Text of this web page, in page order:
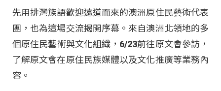
先用排灣族語歡迎遠道而來的澳洲原住民藝術代表
團，也為這場交流揭開序幕。來自澳洲北領地的多
個原住民藝術與文化組織，6/23前往原文會參訪，
了解原文會在原住民族媒體以及文化推廣等業務內
容。